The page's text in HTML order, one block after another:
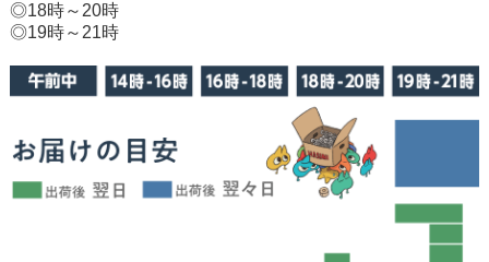
◎18時～20時
◎19時～21時